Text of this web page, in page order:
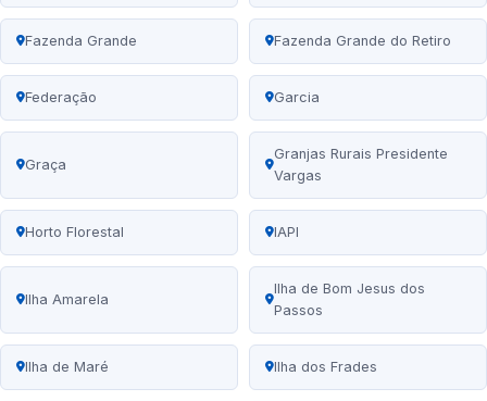
Fazenda Grande Fazenda Grande do Retiro
Federação Garcia
Graça
Granjas Rurais Presidente
Vargas
Horto Florestal IAPI
Ilha Amarela
Ilha de Bom Jesus dos
Passos
Ilha de Maré Ilha dos Frades